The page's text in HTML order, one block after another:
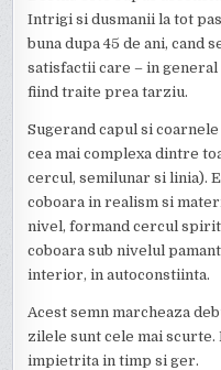
Intrigi si dusmanii la tot
buna dupa 45 de ani, cand
satisfactii care – in
fiind traite prea tarziu.
Sugerand capul si
cea mai complexa dintre
cercul, semilunar si linia).
coboara in realism si
nivel, formand cercul
coboara sub nivelul
interior, in autoconstiinta.
Acest semn marcheaza
zilele sunt cele mai
impietrita in timp si ger.